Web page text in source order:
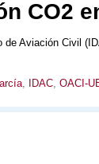
CO2
Aviación Civil
, IDAC, OACI-